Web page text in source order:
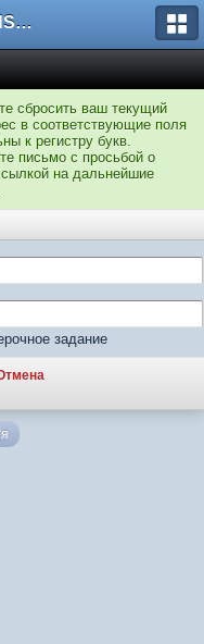
Форум UnitedSouth
сбросить ваш текущий
в соответствующие поля
к регистру букв.
письмо с просьбой о
на дальнейшие
задание